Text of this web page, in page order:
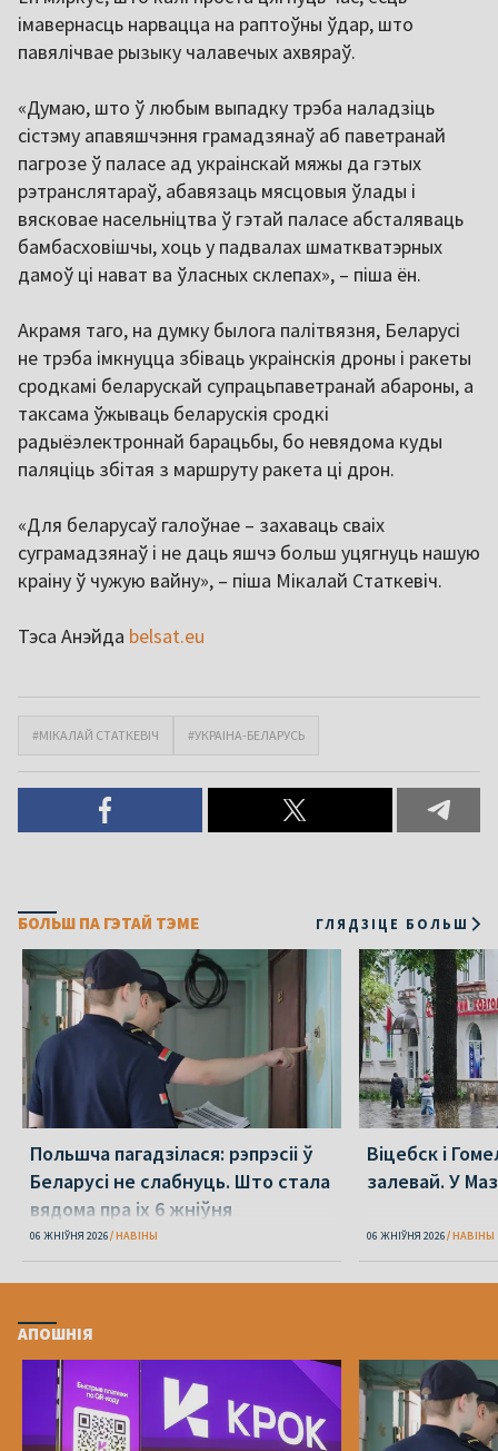
імавернасць нарвацца на раптоўны ўдар, што
павялічвае рызыку чалавечых ахвяраў.
«Думаю, што ў любым выпадку трэба наладзіць
сістэму апавяшчэння грамадзянаў аб паветранай
пагрозе ў паласе ад украінскай мяжы да гэтых
рэтранслятараў, абавязаць мясцовыя ўлады і
вясковае насельніцтва ў гэтай паласе абсталяваць
бамбасховішчы, хоць у падвалах шматкватэрных
дамоў ці нават ва ўласных склепах», – піша ён.
Акрамя таго, на думку былога палітвязня, Беларусі
не трэба імкнуцца збіваць украінскія дроны і ракеты
сродкамі беларускай супрацьпаветранай абароны, а
таксама ўжываць беларускія сродкі
радыёэлектроннай барацьбы, бо невядома куды
паляціць збітая з маршруту ракета ці дрон.
«Для беларусаў галоўнае – захаваць сваіх
суграмадзянаў і не даць яшчэ больш уцягнуць нашую
краіну ў чужую вайну», – піша Мікалай Статкевіч.
Тэса Анэйда belsat.eu
#МІКАЛАЙ СТАТКЕВІЧ #УКРАІНА-БЕЛАРУСЬ
БОЛЬШ ПА ГЭТАЙ ТЭМЕ ГЛЯДЗІЦЕ БОЛЬШ
Польшча пагадзілася: рэпрэсіі ў
Беларусі не слабнуць. Што стала
вядома пра іх 6 жніўня
06 ЖНІЎНЯ 2026 НАВІНЫ
Віцебск і
залевай. У
06 ЖНІЎНЯ 2026 НАВІНЫ
АПОШНІЯ